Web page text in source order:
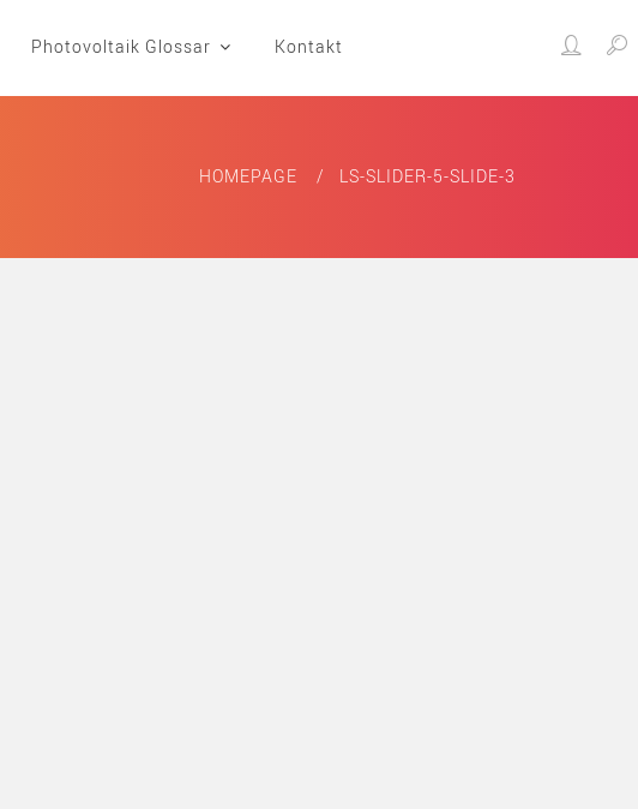
Photovoltaik Glossar Kontakt
HOMEPAGE LS-SLIDER-5-SLIDE-3